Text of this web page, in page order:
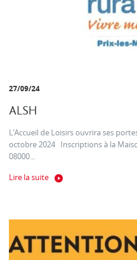
27/09/24
ALSH
L’Accueil de Loisirs ouvrira ses
octobre 2024 Inscriptions à la
08000...
Lire la suite